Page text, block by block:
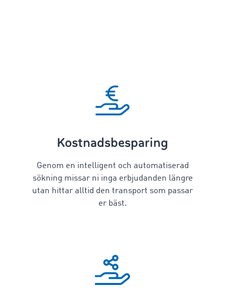
Kostnadsbesparing
Genom en intelligent och automatiserad
sökning missar ni inga erbjudanden längre
utan hittar alltid den transport som passar
er bäst.